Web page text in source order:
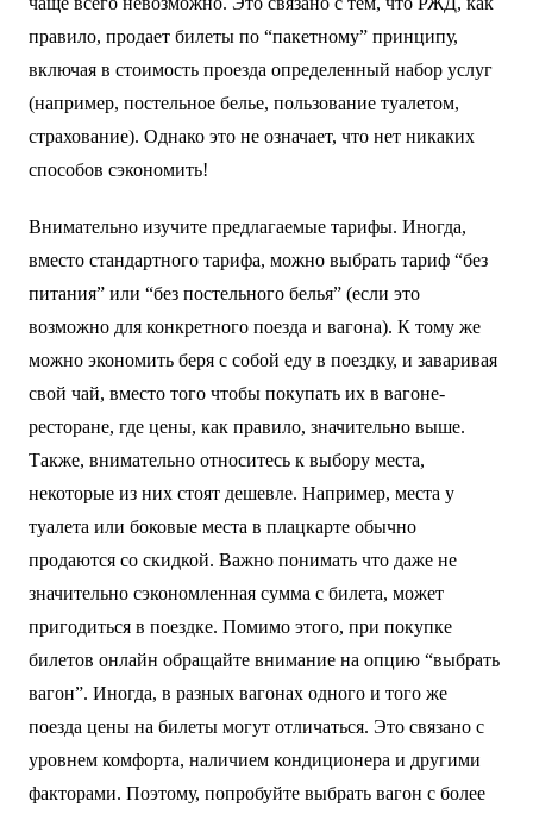
правило, продает билеты по “пакетному” принципу,
включая в стоимость проезда определенный набор услуг
(например, постельное белье, пользование туалетом,
страхование). Однако это не означает, что нет никаких
способов сэкономить!
Внимательно изучите предлагаемые тарифы. Иногда,
вместо стандартного тарифа, можно выбрать тариф “без
питания” или “без постельного белья” (если это
возможно для конкретного поезда и вагона). К тому же
можно экономить беря с собой еду в поездку, и заваривая
свой чай, вместо того чтобы покупать их в вагоне-
ресторане, где цены, как правило, значительно выше.
Также, внимательно относитесь к выбору места,
некоторые из них стоят дешевле. Например, места у
туалета или боковые места в плацкарте обычно
продаются со скидкой. Важно понимать что даже не
значительно сэкономленная сумма с билета, может
пригодиться в поездке. Помимо этого, при покупке
билетов онлайн обращайте внимание на опцию “выбрать
вагон”. Иногда, в разных вагонах одного и того же
поезда цены на билеты могут отличаться. Это связано с
уровнем комфорта, наличием кондиционера и другими
факторами. Поэтому, попробуйте выбрать вагон с более